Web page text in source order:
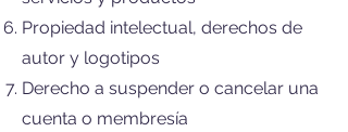
Propiedad intelectual, derechos de
autor y logotipos
Derecho a suspender o cancelar una
cuenta o membresía